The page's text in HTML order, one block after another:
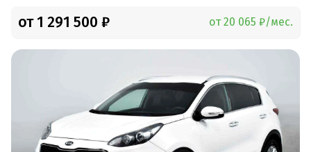
от 1 291 500 ₽ от 20 065 ₽/мес.